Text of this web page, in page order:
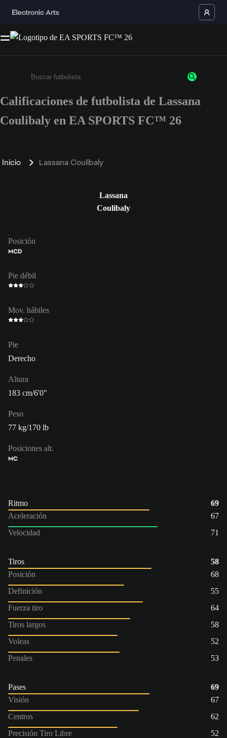
Ingresa un mínimo de 3 caracteres o números
Calificaciones de futbolista de Lassana
Coulibaly en EA SPORTS FC™ 26
Inicio Lassana Coulibaly
Lassana
Coulibaly
Posición
MCD
Pie débil
Mov. hábiles
Pie
Derecho
Altura
183 cm/6'0"
Peso
77 kg/170 lb
Posiciones alt.
MC
Ritmo
69
Aceleración
67
Velocidad
71
Tiros
58
Posición
68
Definición
55
Fuerza tiro
64
Tiros largos
58
Voleas
52
Penales
53
Pases
69
Visión
67
Centros
62
Precisión Tiro Libre
52